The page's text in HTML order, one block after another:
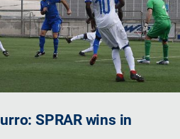
SPRAR wins in